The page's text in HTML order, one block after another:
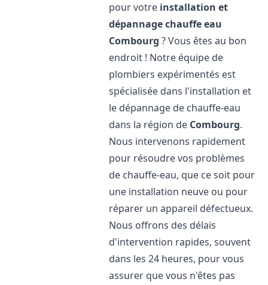
pour votre installation et
dépannage chauffe eau
Combourg ? Vous êtes au bon
endroit ! Notre équipe de
plombiers expérimentés est
spécialisée dans l'installation et
le dépannage de chauffe-eau
dans la région de Combourg.
Nous intervenons rapidement
pour résoudre vos problèmes
de chauffe-eau, que ce soit pour
une installation neuve ou pour
réparer un appareil défectueux.
Nous offrons des délais
d'intervention rapides, souvent
dans les 24 heures, pour vous
assurer que vous n'êtes pas